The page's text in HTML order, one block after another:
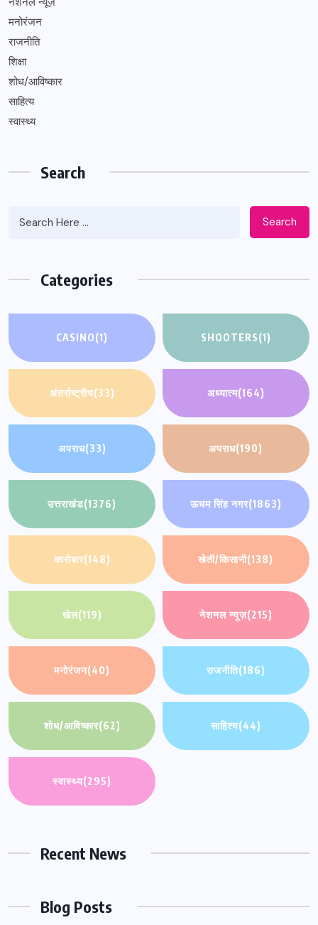
मनोरंजन
राजनीति
शिक्षा
शोध/आविष्कार
साहित्य
स्वास्थ्य
Search
Search
Categories
CASINO(1) SHOOTERS(1)
अंतर्राष्ट्रीय(33) अध्यात्म(164)
अपराध(33) अपराध(190)
उत्तराखंड(1376) ऊधम सिंह नगर(1863)
कारोबार(148) खेती/किसानी(138)
खेल(119) नेशनल न्यूज़(215)
मनोरंजन(40) राजनीति(186)
शोध/आविष्कार(62) साहित्य(44)
स्वास्थ्य(295)
Recent News
Blog Posts